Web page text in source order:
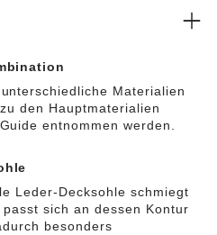
Materialien
den Hauptmaterialien
entnommen werden.
Leder-Decksohle schmiegt
sich an dessen Kontur
besonders